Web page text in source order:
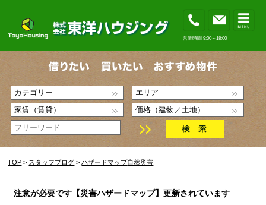
営業時間 9:00～18:00
TOP > スタッフブログ >ハザードマップ自然災害
注意が必要です【災害ハザードマップ】更新されています